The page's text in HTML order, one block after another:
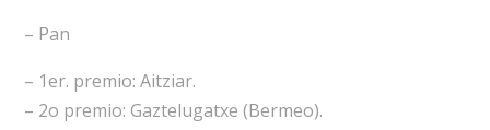
– Pan
– 1er. premio: Aitziar.
– 2o premio: Gaztelugatxe (Bermeo).